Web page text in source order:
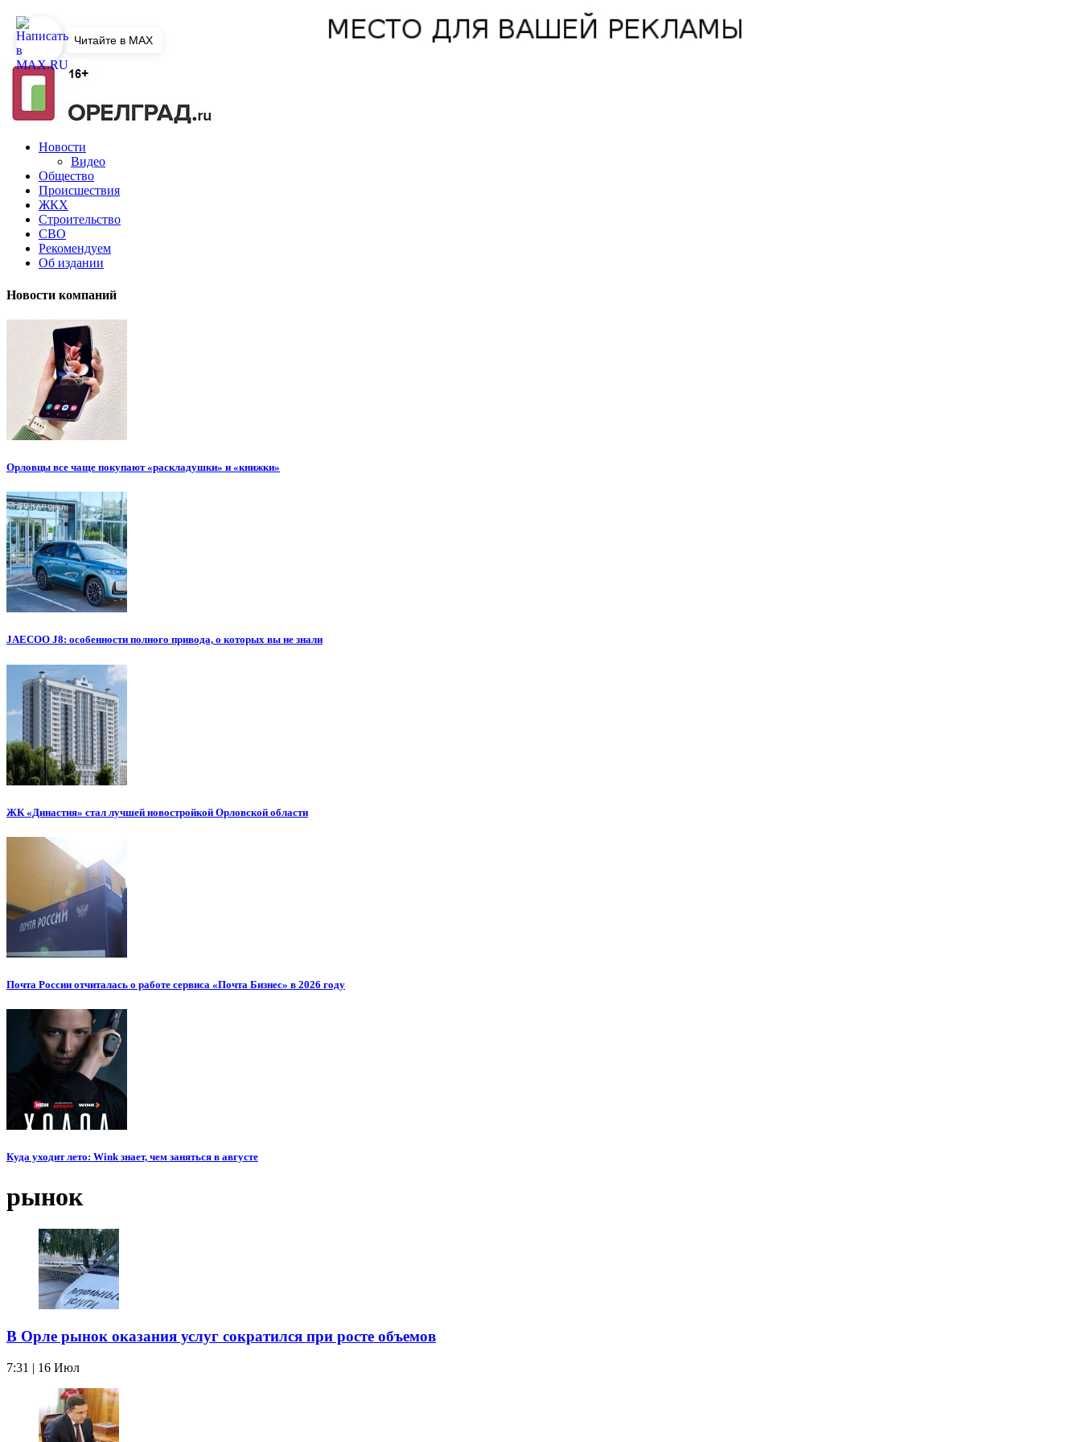
Новости
Видео
Общество
Происшествия
ЖКХ
Строительство
СВО
Рекомендуем
Об издании
Новости компаний
Орловцы все чаще покупают «раскладушки» и «книжки»
JAECOO J8: особенности полного привода, о которых вы не знали
ЖК «Династия» стал лучшей новостройкой Орловской области
Почта России отчиталась о работе сервиса «Почта Бизнес» в 2026 году
Куда уходит лето: Wink знает, чем заняться в августе
рынок
В Орле рынок оказания услуг сократился при росте объемов
7:31 | 16 Июл
Читайте в MAX